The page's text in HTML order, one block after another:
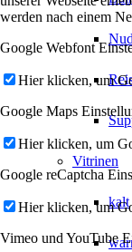
Vitrinen
kalt
werden nach einem
Google Webfont
Hier klicken, um
Google Maps
Hier klicken, um
Google reCaptcha
Hier klicken, um
Vimeo und YouTube